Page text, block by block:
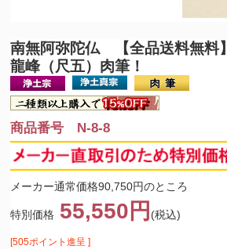
南無阿弥陀仏 【全品送料無料】
龍峰（尺五）肉筆！
商品番号 N-8-8
メーカー通常価格90,750円のところ
特別価格 55,550円 (税込)
[505ポイント進呈 ]